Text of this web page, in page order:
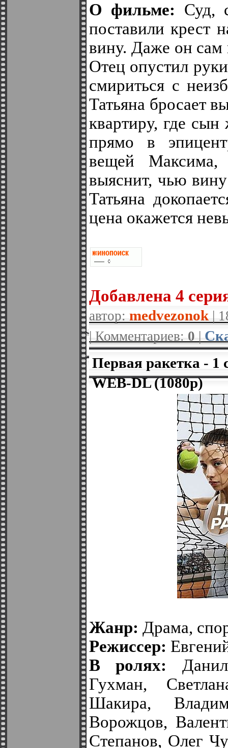
О фильме: Суд,
поставили крест
вину. Даже он сам
Отец опустил
смириться с
Татьяна бросает
квартиру, где
прямо в
вещей
выяснит, чью
Татьяна
цена окажется
Добавленa 4
автор: medvezonok |
| Комментариев:0|
Первая ракетка - 1
WEB-DL (1080p)
Жанр: Драма,
Режиссер:
В ролях:
Гухман,
Шакира,
Ворожцов,
Степанов, Олег